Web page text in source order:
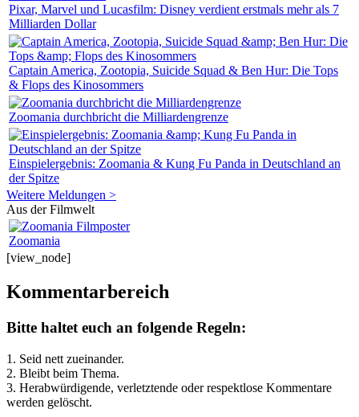
Pixar, Marvel und Lucasfilm: Disney verdient erstmals mehr als 7
Milliarden Dollar
Captain America, Zootopia, Suicide Squad & Ben Hur: Die Tops
& Flops des Kinosommers
Zoomania durchbricht die Milliardengrenze
Einspielergebnis: Zoomania & Kung Fu Panda in Deutschland an
der Spitze
Weitere Meldungen >
Aus der Filmwelt
Zoomania
[view_node]
Kommentarbereich
Bitte haltet euch an folgende Regeln:
1. Seid nett zueinander.
2. Bleibt beim Thema.
3. Herabwürdigende, verletztende oder respektlose Kommentare
werden gelöscht.